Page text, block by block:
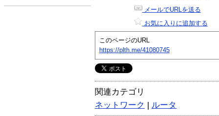
メールでURLを送る
お気に入りに追加する
このページのURL
https://plth.me/41080745
関連カテゴリ
ネットワーク | ルータ